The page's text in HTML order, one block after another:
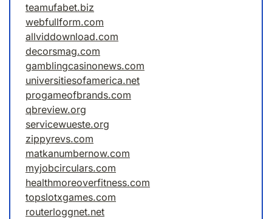
teamufabet.biz
webfullform.com
allviddownload.com
decorsmag.com
gamblingcasinonews.com
universitiesofamerica.net
progameofbrands.com
qbreview.org
servicewueste.org
zippyrevs.com
matkanumbernow.com
myjobcirculars.com
healthmoreoverfitness.com
topslotxgames.com
routerloggnet.net